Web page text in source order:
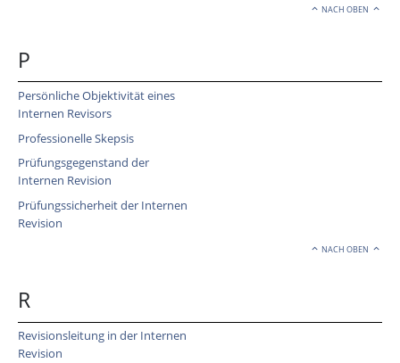
NACH OBEN
P
Persönliche Objektivität eines
Internen Revisors
Professionelle Skepsis
Prüfungsgegenstand der
Internen Revision
Prüfungssicherheit der Internen
Revision
NACH OBEN
R
Revisionsleitung in der Internen
Revision